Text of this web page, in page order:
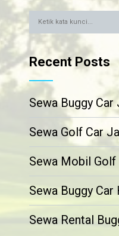
Recent Posts
Sewa Buggy Car
Sewa Golf Car
Sewa Mobil Golf
Sewa Buggy Car
Sewa Rental